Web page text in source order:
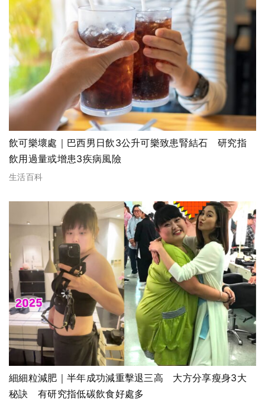
飲可樂壞處｜巴西男日飲3公升可樂致患腎結石 研究指
飲用過量或增患3疾病風險
生活百科
細細粒減肥｜半年成功減重擊退三高 大方分享瘦身3大
秘訣 有研究指低碳飲食好處多